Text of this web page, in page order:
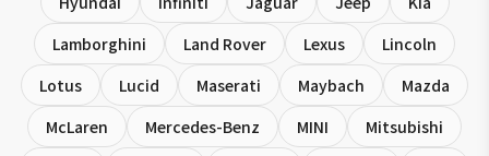
Lamborghini
Land Rover Lexus
Lincoln
Lotus
Lucid Maserati Maybach
Mazda
McLaren
Mercedes-Benz MINI
Mitsubishi